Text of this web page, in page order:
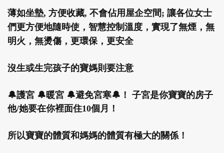
薄如坐墊, 方便收藏, 不會佔用屋企空間; 讓各位女士
們更方便地隨時使，智慧控制溫度，實現了無煙，無
明火，無燙傷，更環保，更安全
沒生或生完孩子的寶媽則要注意
🔔護宮 🔔暖宮 🔔避免宮寒🔔！ 子宮是你寶寶的房子
他/她要在你裡面住10個月！
所以寶寶的體質和媽媽的體質有極大的關係！